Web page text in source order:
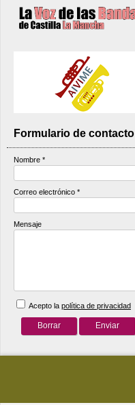
Formulario de contacto
Nombre *
Correo electrónico *
Mensaje
Acepto la política de privacidad